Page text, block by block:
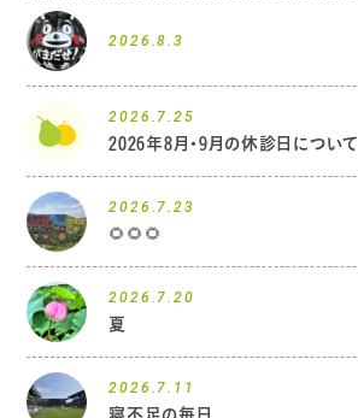
2026.8.3
2026.7.25
2026年8月・9月の休診日について
2026.7.23
🌻🌻🌻
2026.7.20
夏
2026.7.11